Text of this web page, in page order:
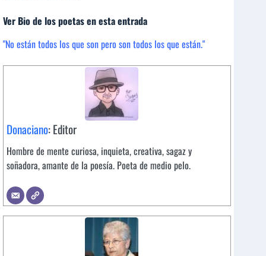
Ver Bio de los poetas en esta entrada
"No están todos los que son pero son todos los que están."
Donaciano: Editor
Hombre de mente curiosa, inquieta, creativa, sagaz y
soñadora, amante de la poesía. Poeta de medio pelo.